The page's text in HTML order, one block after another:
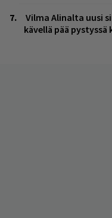
Vilma Alinalta uusi
kävellä pää